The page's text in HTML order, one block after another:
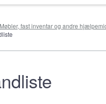
Møbler, fast inventar og andre